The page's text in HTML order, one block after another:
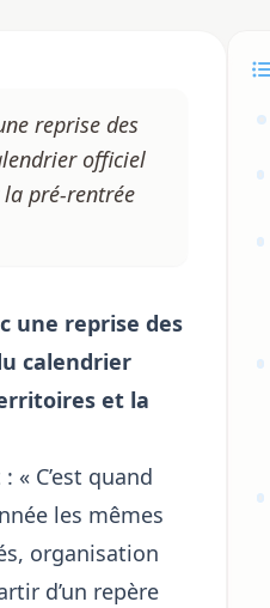
reprise des
officiel
pré-rentrée
une reprise des
calendrier
et la
C’est quand
les mêmes
organisation
d’un repère